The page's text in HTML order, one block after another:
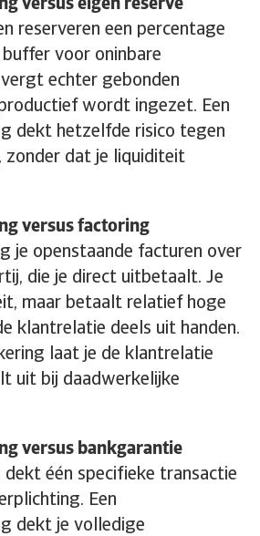
versus eigen reserve
reserveren een percentage
voor oninbare
echter gebonden
wordt ingezet. Een
dekt hetzelfde risico tegen
zonder dat je liquiditeit
versus factoring
je openstaande facturen over
die je direct uitbetaalt. Je
maar betaalt relatief hoge
klantrelatie deels uit handen.
laat je de klantrelatie
uit bij daadwerkelijke
versus bankgarantie
dekt één specifieke transactie
Een
dekt je volledige